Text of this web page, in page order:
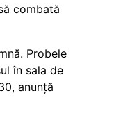
combată
Probele
în sala de
anunță